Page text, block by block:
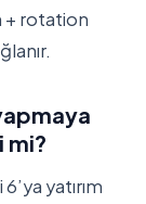
+ rotation
mi?
yatırım